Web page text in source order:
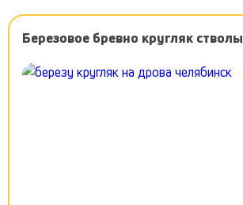
Березовое бревно кругляк стволы